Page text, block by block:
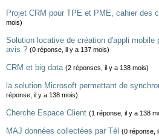
Projet CRM pour TPE et PME, cahier des
mois)
Solution locative de création d'appli mobile
avis ? (0 réponse, il y a 137 mois)
CRM et big data (2 réponses, il y a 138 mois)
la solution Microsoft permettant de
réponse, il y a 138 mois)
Cherche Espace Client (1 réponse, il y a 138
MAJ données collectées par Tél (0 réponse,